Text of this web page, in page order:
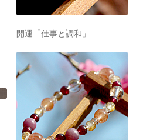
開運「仕事と調和」